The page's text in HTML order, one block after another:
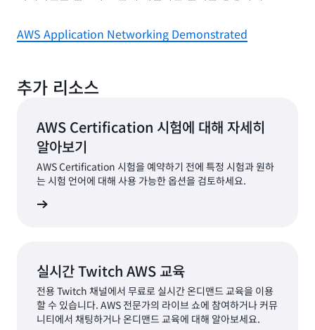
AWS Application Networking Demonstrated
추가 리소스
AWS Certification 시험에 대해 자세히
알아보기
AWS Certification 시험을 예약하기 전에 특정 시험과 원하
는 시험 언어에 대해 사용 가능한 옵션을 검토하세요.
실시간 Twitch AWS 교육
전용 Twitch 채널에서 무료로 실시간 온디맨드 교육을 이용
할 수 있습니다. AWS 전문가의 라이브 쇼에 참여하거나 커뮤
니티에서 채팅하거나 온디맨드 교육에 대해 알아보세요.